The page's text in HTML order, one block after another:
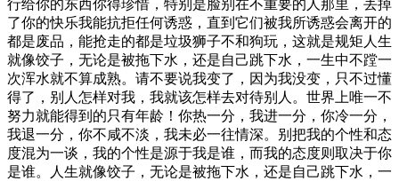
行给你的东西你得珍惜，特别是脸别在不重要的人那里，丢掉
了你的快乐我能抗拒任何诱惑，直到它们被我所诱惑会离开的
都是废品，能抢走的都是垃圾狮子不和狗玩，这就是规矩人生
就像饺子，无论是被拖下水，还是自己跳下水，一生中不蹚一
次浑水就不算成熟。请不要说我变了，因为我没变，只不过懂
得了，别人怎样对我，我就该怎样去对待别人。世界上唯一不
努力就能得到的只有年龄！你热一分，我进一分，你冷一分，
我退一分，你不咸不淡，我未必一往情深。别把我的个性和态
度混为一谈，我的个性是源于我是谁，而我的态度则取决于你
是谁。人生就像饺子，无论是被拖下水，还是自己跳下水，一